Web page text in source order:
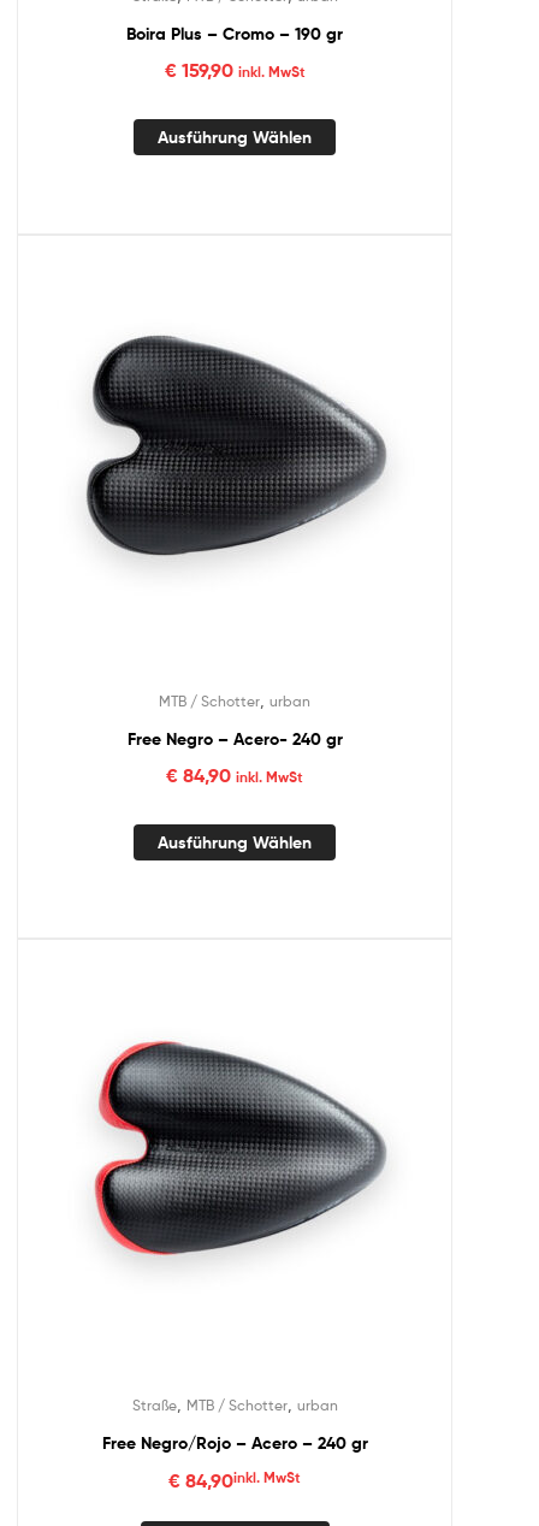
Boira Plus – Cromo – 190 gr
€159,90 inkl. MwSt
Ausführung Wählen
MTB / Schotter urban
Free Negro – Acero- 240 gr
€ 84,90 inkl. MwSt
Ausführung Wählen
Straße, MTB / Schotter, urban
Free Negro/Rojo – Acero – 240 gr
€ 84,90inkl. MwSt